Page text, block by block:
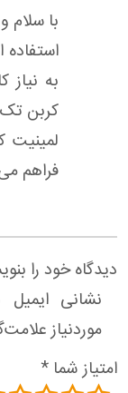
با سلام
به نیاز
کربن
فراهم
دیدگاه خود را
نشانی
موردنیاز
امتیاز شما *